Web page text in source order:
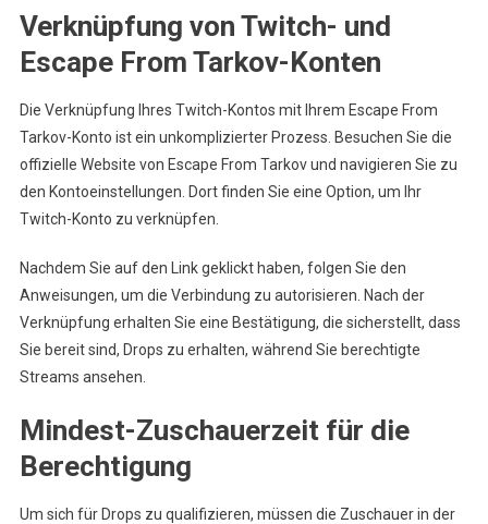
Verknüpfung von Twitch- und
Escape From Tarkov-Konten
Die Verknüpfung Ihres Twitch-Kontos mit Ihrem Escape From
Tarkov-Konto ist ein unkomplizierter Prozess. Besuchen Sie die
offizielle Website von Escape From Tarkov und navigieren Sie zu
den Kontoeinstellungen. Dort finden Sie eine Option, um Ihr
Twitch-Konto zu verknüpfen.
Nachdem Sie auf den Link geklickt haben, folgen Sie den
Anweisungen, um die Verbindung zu autorisieren. Nach der
Verknüpfung erhalten Sie eine Bestätigung, die sicherstellt, dass
Sie bereit sind, Drops zu erhalten, während Sie berechtigte
Streams ansehen.
Mindest-Zuschauerzeit für die
Berechtigung
Um sich für Drops zu qualifizieren, müssen die Zuschauer in der